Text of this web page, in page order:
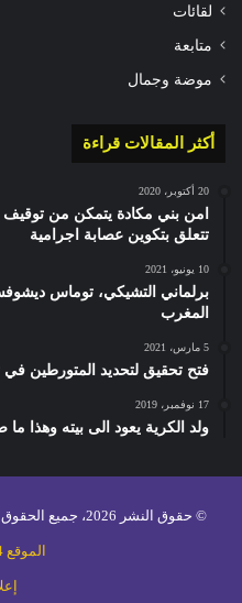
لقائات
متابعة
موضة وجمال
أكثر المقالات قراءة
20 أكتوبر، 2020
امن بني مكادة يتمكن من
تتعلق بتكوين عصابة اجرامية
10 يونيو، 2021
برلماني التشيكي، توماس
المغرب
5 مارس، 2021
فتح تحقيق لتحديد المتورطين في تهريب 800 قرص طبي
17 نوفمبر، 2019
ولد الكرية يعود الى بيته وهذا
© حقوق النشر 2026، جميع الحقوق محفوظة لمجلة رائدات |
الموقع Africa24